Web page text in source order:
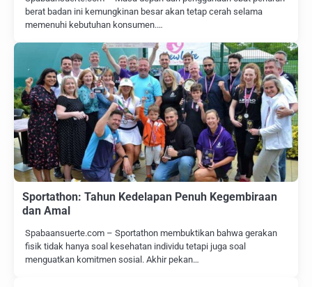
berat badan ini kemungkinan besar akan tetap cerah selama
memenuhi kebutuhan konsumen.…
Sportathon: Tahun Kedelapan Penuh Kegembiraan
dan Amal
Spabaansuerte.com – Sportathon membuktikan bahwa gerakan
fisik tidak hanya soal kesehatan individu tetapi juga soal
menguatkan komitmen sosial. Akhir pekan…